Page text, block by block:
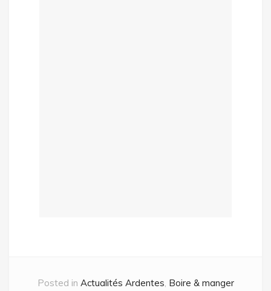
Posted in Actualités Ardentes, Boire & manger